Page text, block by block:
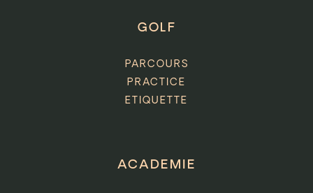
GOLF
PARCOURS
PRACTICE
ETIQUETTE
ACADEMIE